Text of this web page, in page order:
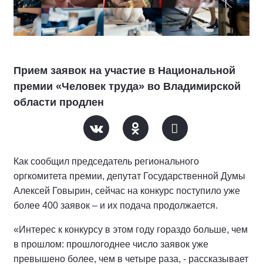
Прием заявок на участие в Национальной
премии «Человек труда» во Владимирской
области продлен
Как сообщил председатель регионального
оргкомитета премии, депутат Государственной Думы
Алексей Говырин, сейчас на конкурс поступило уже
более 400 заявок – и их подача продолжается.
«Интерес к конкурсу в этом году гораздо больше, чем
в прошлом: прошлогоднее число заявок уже
превышено более, чем в четыре раза, - рассказывает